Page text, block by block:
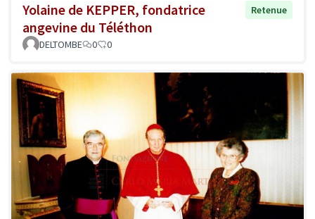
Yolaine de KEPPER, fondatrice
angevine du Téléthon
Retenue
DELTOMBE 0 0